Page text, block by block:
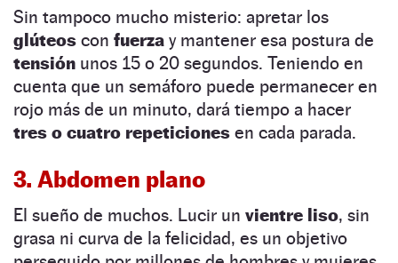
Sin tampoco mucho misterio: apretar los
glúteos con fuerza y mantener esa postura de
tensión unos 15 o 20 segundos. Teniendo en
cuenta que un semáforo puede permanecer en
rojo más de un minuto, dará tiempo a hacer
tres o cuatro repeticiones en cada parada.
3. Abdomen plano
El sueño de muchos. Lucir un vientre liso, sin
grasa ni curva de la felicidad, es un objetivo